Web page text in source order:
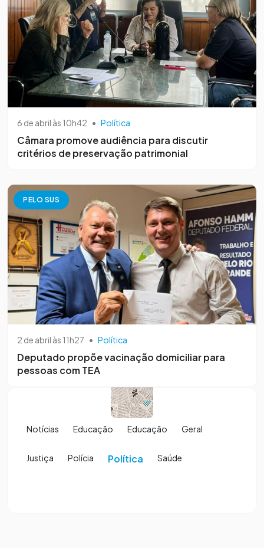
6 de abril às 10h42 • Política
Câmara promove audiência para discutir
critérios de preservação patrimonial
PELO SUS
2 de abril às 11h27 • Política
Deputado propõe vacinação domiciliar para
pessoas com TEA
Notícias Educação Educação Geral
Justiça Polícia Política Saúde